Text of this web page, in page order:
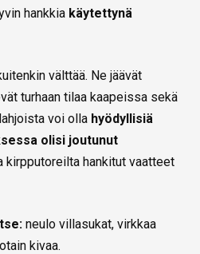
hankkia käytettynä
välttää. Ne jäävät
turhaan tilaa kaapeissa sekä
voi olla hyödyllisiä
olisi joutunut
kirpputoreilta hankitut vaatteet
neulo villasukat, virkkaa
kivaa.